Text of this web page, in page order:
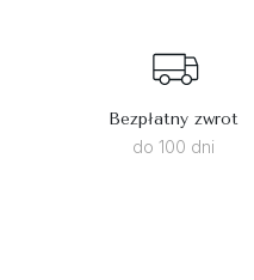
Bezpłatny zwrot
do 100 dni